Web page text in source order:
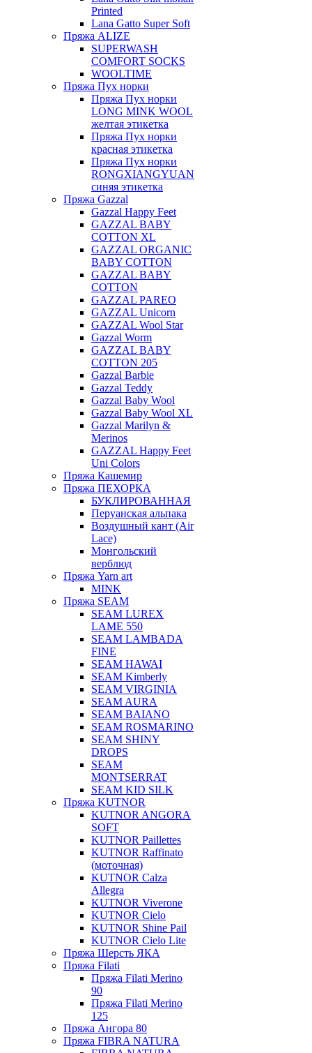
Printed
Lana Gatto Super Soft
Пряжа ALIZE
SUPERWASH
COMFORT SOCKS
WOOLTIME
Пряжа Пух норки
Пряжа Пух норки
LONG MINK WOOL
желтая этикетка
Пряжа Пух норки
красная этикетка
Пряжа Пух норки
RONGXIANGYUAN
синяя этикетка
Пряжа Gazzal
Gazzal Happy Feet
GAZZAL BABY
COTTON XL
GAZZAL ORGANIC
BABY COTTON
GAZZAL BABY
COTTON
GAZZAL PAREO
GAZZAL Unicorn
GAZZAL Wool Star
Gazzal Worm
GAZZAL BABY
COTTON 205
Gazzal Barbie
Gazzal Teddy
Gazzal Baby Wool
Gazzal Baby Wool XL
Gazzal Marilyn &
Merinos
GAZZAL Happy Feet
Uni Colors
Пряжа Кашемир
Пряжа ПЕХОРКА
БУКЛИРОВАННАЯ
Перуанская альпака
Воздушный кант (Air
Lace)
Монгольский
верблюд
Пряжа Yarn art
MINK
Пряжа SEAM
SEAM LUREX
LAME 550
SEAM LAMBADA
FINE
SEAM HAWAI
SEAM Kimberly
SEAM VIRGINIA
SEAM AURA
SEAM BAIANO
SEAM ROSMARINO
SEAM SHINY
DROPS
SEAM
MONTSERRAT
SEAM KID SILK
Пряжа KUTNOR
KUTNOR ANGORA
SOFT
KUTNOR Paillettes
KUTNOR Raffinato
(моточная)
KUTNOR Calza
Allegra
KUTNOR Viverone
KUTNOR Cielo
KUTNOR Shine Pail
KUTNOR Cielo Lite
Пряжа Шерсть ЯКА
Пряжа Filati
Пряжа Filati Merino
90
Пряжа Filati Merino
125
Пряжа Ангора 80
Пряжа FIBRA NATURA